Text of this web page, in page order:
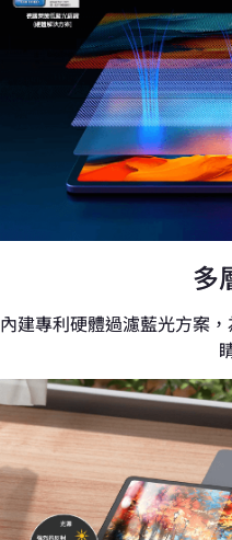
多
內建專利硬體過濾藍光方案